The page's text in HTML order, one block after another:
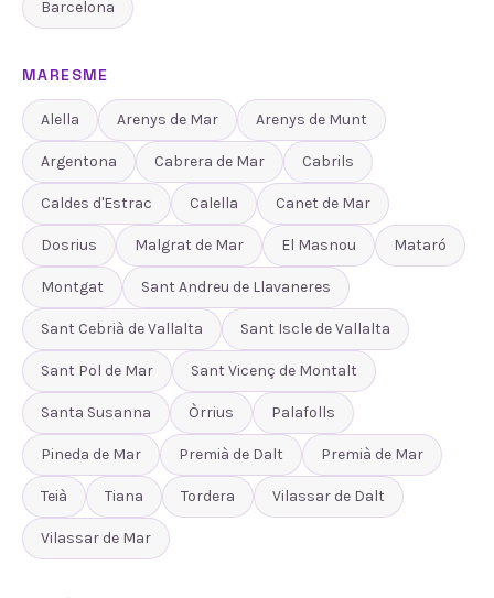
Barcelona
MARESME
Alella Arenys de Mar Arenys de Munt
Argentona Cabrera de Mar Cabrils
Caldes d'Estrac Calella Canet de Mar
Dosrius Malgrat de Mar El Masnou Mataró
Montgat Sant Andreu de Llavaneres
Sant Cebrià de Vallalta Sant Iscle de Vallalta
Sant Pol de Mar Sant Vicenç de Montalt
Santa Susanna Òrrius Palafolls
Pineda de Mar Premià de Dalt Premià de Mar
Teià Tiana Tordera Vilassar de Dalt
Vilassar de Mar